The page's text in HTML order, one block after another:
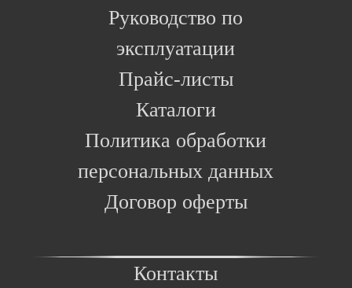
Руководство по
эксплуатации
Прайс-листы
Каталоги
Политика обработки
персональных данных
Договор оферты
Контакты